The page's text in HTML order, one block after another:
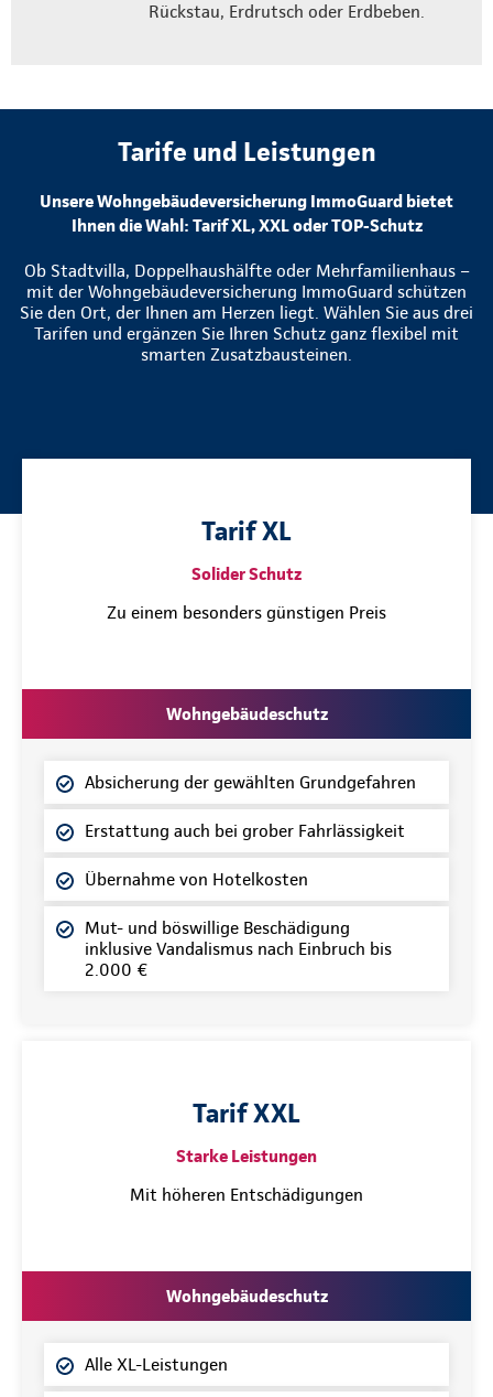
Rückstau, Erdrutsch oder Erdbeben.
Tarife und Leistungen
Unsere Wohngebäudeversicherung ImmoGuard bietet
Ihnen die Wahl: Tarif XL, XXL oder TOP-Schutz
Ob Stadtvilla, Doppelhaushälfte oder Mehrfamilienhaus –
mit der Wohngebäudeversicherung ImmoGuard schützen
Sie den Ort, der Ihnen am Herzen liegt. Wählen Sie aus drei
Tarifen und ergänzen Sie Ihren Schutz ganz flexibel mit
smarten Zusatzbausteinen.
Tarif XL
Solider Schutz
Zu einem besonders günstigen Preis
Wohngebäudeschutz
Absicherung der gewählten Grundgefahren
Erstattung auch bei grober Fahrlässigkeit
Übernahme von Hotelkosten
Mut- und böswillige Beschädigung
inklusive Vandalismus nach Einbruch bis
2.000 €
Tarif XXL
Starke Leistungen
Mit höheren Entschädigungen
Wohngebäudeschutz
Alle XL-Leistungen